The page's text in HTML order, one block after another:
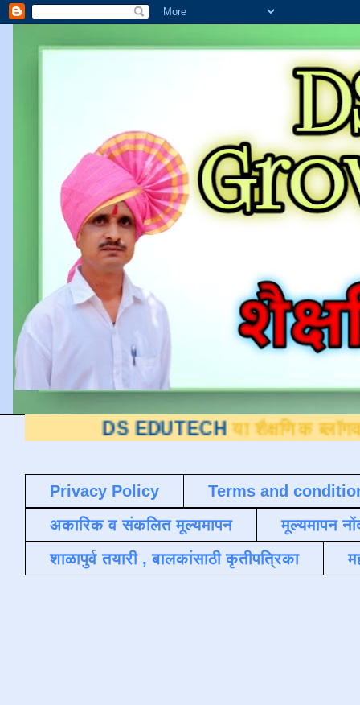
EDUTECH या शैक्षणिक ब्लॉगवर आपले
Privacy Policy
Terms and
अकारिक व संकलित मूल्यमापन
मूल्यमापन
शाळापुर्व तयारी , बालकांसाठी कृतीपत्रिका